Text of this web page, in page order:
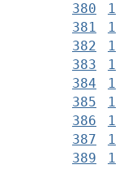
380
1
381
1
382
1
383
1
384
1
385
1
386
1
387
1
389
1